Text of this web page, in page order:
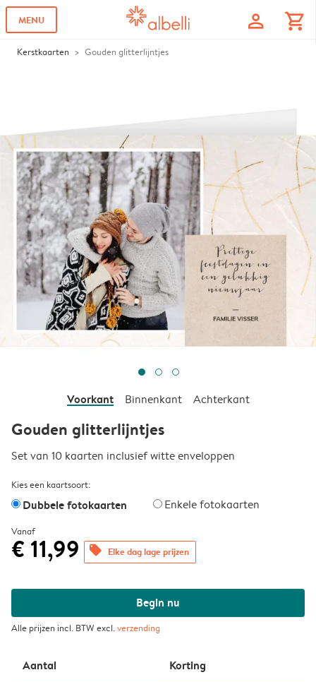
MENU profile shopping_cart
Kerstkaarten Gouden glitterlijntjes
Voorkant Binnenkant Achterkant
Gouden glitterlijntjes
Set van 10 kaarten inclusief witte enveloppen
Kies een kaartsoort:
Dubbele fotokaarten Enkele fotokaarten
Vanaf
€ 11,99 offers Elke dag lage prijzen
Begin nu
Alle prijzen incl. BTW excl.verzending
Aantal Korting